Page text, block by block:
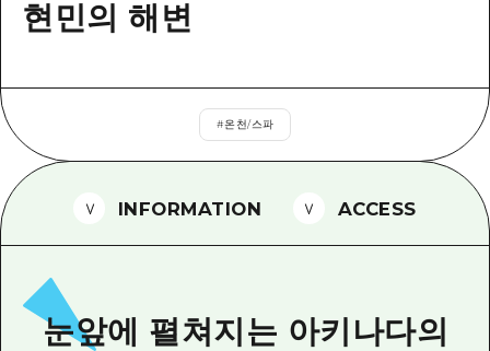
역사/문화
자연
당일치기
1박 2일
2박 3일
수하물 보관 및 배송 서비스
자원봉사 가이드
히로시마현내 매력을 동영상으로 소개!
재해가 발생했을 때의 교통 정보
현민의 해변
#온천/스파
INFORMATION ACCESS
눈앞에 펼쳐지는 아키나다의